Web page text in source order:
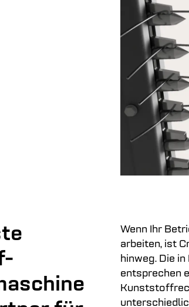
Wenn Ihr
arbeiten, ist
hinweg. Die
entsprechen